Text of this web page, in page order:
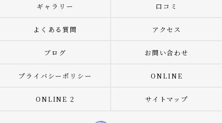
ギャラリー 口コミ
よくある質問 アクセス
ブログ お問い合わせ
プライバシーポリシー ONLINE
ONLINE 2 サイトマップ